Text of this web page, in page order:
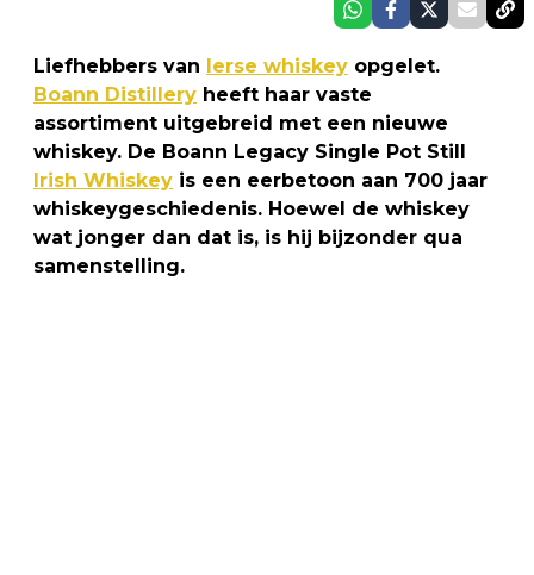
Liefhebbers van Ierse whiskey opgelet.
Boann Distillery heeft haar vaste
assortiment uitgebreid met een nieuwe
whiskey. De Boann Legacy Single Pot Still
Irish Whiskey is een eerbetoon aan 700 jaar
whiskeygeschiedenis. Hoewel de whiskey
wat jonger dan dat is, is hij bijzonder qua
samenstelling.